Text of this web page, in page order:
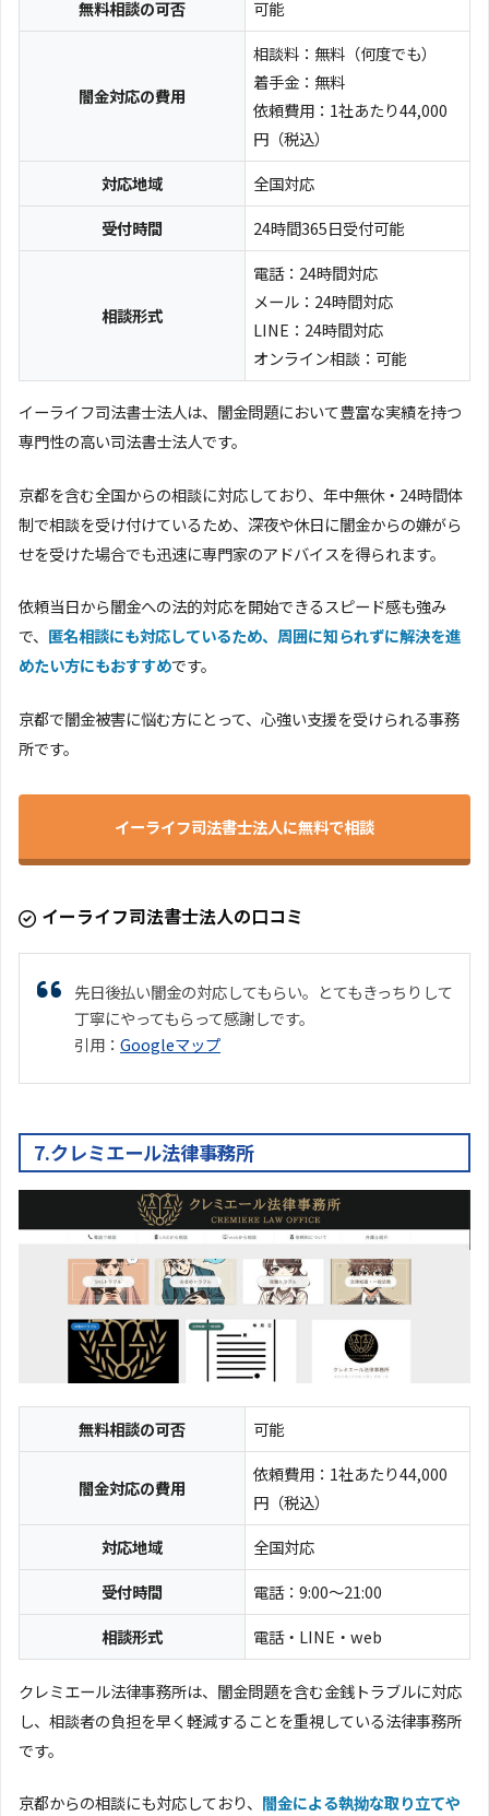
無料相談の可否 可能
闇金対応の費用
相談料：無料（何度でも）
着手金：無料
依頼費用：1社あたり44,000
円（税込）
対応地域
全国対応
受付時間
24時間365日受付可能
相談形式
電話：24時間対応
メール：24時間対応
LINE：24時間対応
オンライン相談：可能
イーライフ司法書士法人は、闇金問題において豊富な実績を持つ
専門性の高い司法書士法人です。
京都を含む全国からの相談に対応しており、年中無休・24時間体
制で相談を受け付けているため、深夜や休日に闇金からの嫌がら
せを受けた場合でも迅速に専門家のアドバイスを得られます。
依頼当日から闇金への法的対応を開始できるスピード感も強み
で、 匿名相談にも対応しているため、周囲に知られずに解決を進
めたい方にもおすすめです。
京都で闇金被害に悩む方にとって、心強い支援を受けられる事務
所です。
イーライフ司法書士法人に無料で相談
イーライフ司法書士法人の口コミ
先日後払い闇金の対応してもらい。とてもきっちりして
丁寧にやってもらって感謝しです。
引用： Googleマップ
7.クレミエール法律事務所
無料相談の可否 可能
闇金対応の費用
依頼費用：1社あたり44,000
円（税込）
対応地域
全国対応
受付時間
電話：9:00〜21:00
相談形式
電話・LINE・web
クレミエール法律事務所は、闇金問題を含む金銭トラブルに対応
し、相談者の負担を早く軽減することを重視している法律事務所
です。
京都からの相談にも対応しており、 闇金による執拗な取り立てや